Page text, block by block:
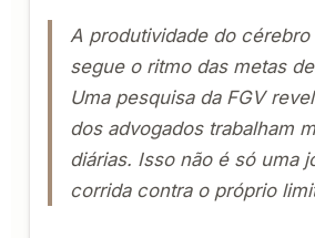
A produtividade do cérebro
segue o ritmo das metas
Uma pesquisa da FGV
dos advogados trabalham
diárias. Isso não é só uma
corrida contra o próprio